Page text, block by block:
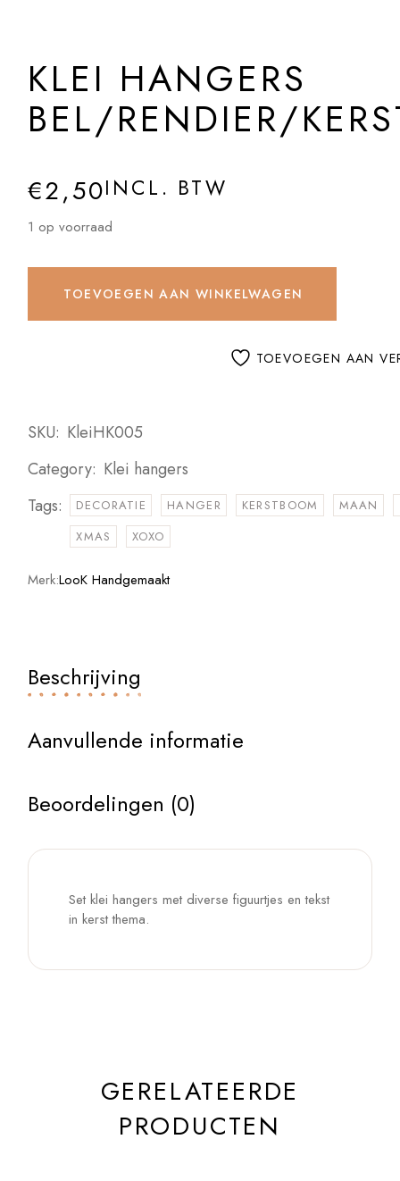
KLEI HANGERS
BEL/RENDIER/
€2,50INCL. BTW
1 op voorraad
TOEVOEGEN AAN WINKELWAGEN
TOEVOEGEN AAN
SKU: KleiHK005
Category: Klei hangers
Tags:
DECORATIE HANGER KERSTBOOM MAAN
XMAS
XOXO
Merk:LooK Handgemaakt
Beschrijving
Aanvullende informatie
Beoordelingen (0)
Set klei hangers met diverse figuurtjes en tekst
in kerst thema.
GERELATEERDE
PRODUCTEN